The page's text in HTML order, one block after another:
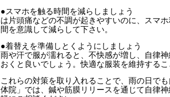
●スマホを触る時
は片頭痛などの不調が起きやすいのに、スマ
間を意識して減らして下さい。
●着替えを準備しとくようにしましょう
雨や汗で服が濡れると、不快感が増し、自律
おくと良いでしょう。快適な服装を維持する
これらの対策を取り入れることで、雨の日で
体院」では、鍼や筋膜リリースを通じて自律